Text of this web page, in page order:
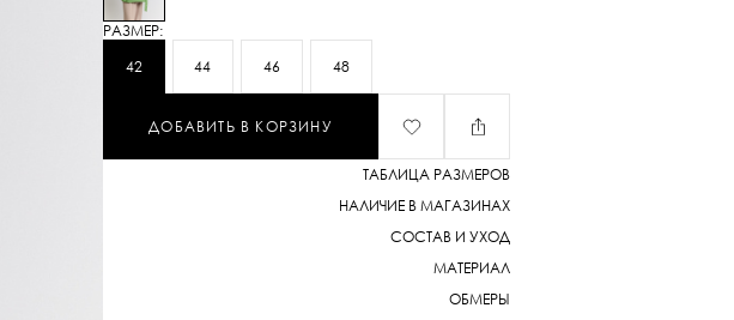
РАЗМЕР:
42
44 46 48
ДОБАВИТЬ В КОРЗИНУ
ТАБЛИЦА РАЗМЕРОВ
НАЛИЧИЕ В МАГАЗИНАХ
СОСТАВ И УХОД
МАТЕРИАЛ
ОБМЕРЫ